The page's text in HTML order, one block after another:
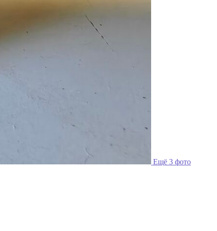
Ещё 3 фото